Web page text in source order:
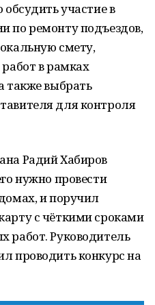
участие в
по ремонту подъездов,
смету,
в рамках
также выбрать
для контроля
Радий Хабиров
нужно провести
и поручил
с чёткими сроками
работ. Руководитель
проводить конкурс на